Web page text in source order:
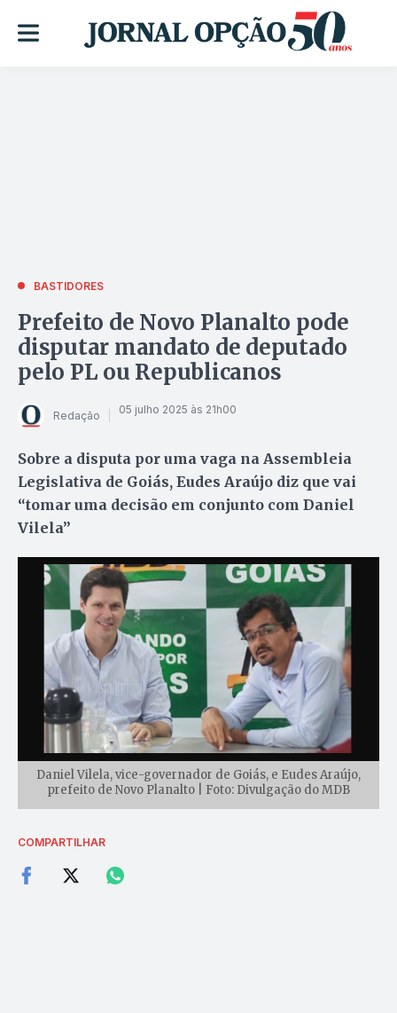
BASTIDORES
Prefeito de Novo Planalto pode
disputar mandato de deputado
pelo PL ou Republicanos
Redação 05 julho 2025 às 21h00
Sobre a disputa por uma vaga na Assembleia
Legislativa de Goiás, Eudes Araújo diz que vai
“tomar uma decisão em conjunto com Daniel
Vilela”
Daniel Vilela, vice-governador de Goiás, e Eudes Araújo,
prefeito de Novo Planalto | Foto: Divulgação do MDB
COMPARTILHAR